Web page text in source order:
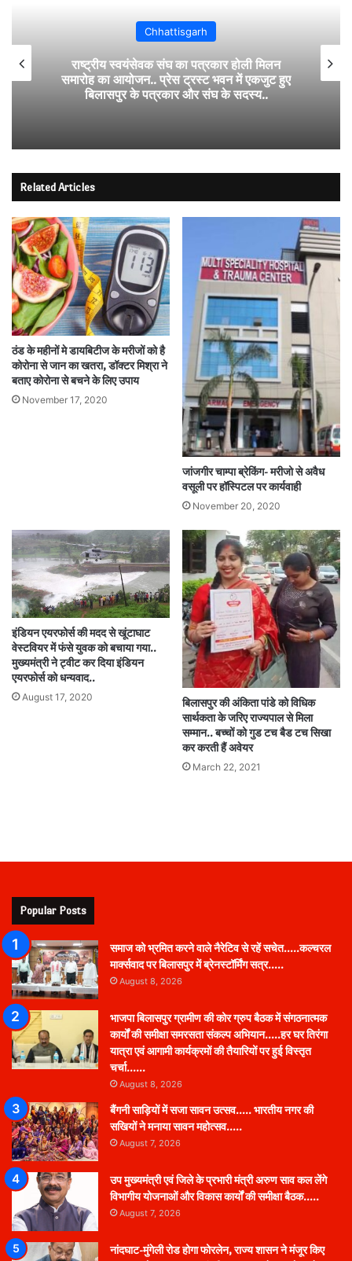
Chhattisgarh
राष्ट्रीय स्वयंसेवक संघ का पत्रकार होली मिलन
समारोह का आयोजन.. प्रेस ट्रस्ट भवन में एकजुट हुए
बिलासपुर के पत्रकार और संघ के सदस्य..
Related Articles
ठंड के महीनों मे डायबिटीज के मरीजों को है
कोरोना से जान का खतरा, डॉक्टर मिश्रा ने
बताए कोरोना से बचने के लिए उपाय
November 17, 2020
जांजगीर चाम्पा ब्रेकिंग- मरीजो से अवैध
वसूली पर हॉस्पिटल पर कार्यवाही
November 20, 2020
इंडियन एयरफोर्स की मदद से खूंटाघाट
वेस्टवियर में फंसे युवक को बचाया गया..
मुख्यमंत्री ने ट्वीट कर दिया इंडियन
एयरफोर्स को धन्यवाद..
August 17, 2020
बिलासपुर की अंकिता पांडे को विधिक
सार्थकता के जरिए राज्यपाल से मिला
सम्मान.. बच्चों को गुड टच बैड टच सिखा
कर करती हैं अवेयर
March 22, 2021
Popular Posts
समाज को भ्रमित करने वाले नैरेटिव से रहें सचेत…..कल्चरल
मार्क्सवाद पर बिलासपुर में ब्रेनस्टॉर्मिंग सत्र…..
August 8, 2026
भाजपा बिलासपुर ग्रामीण की कोर ग्रुप बैठक में संगठनात्मक
कार्यों की समीक्षा समरसता संकल्प अभियान…..हर घर तिरंगा
यात्रा एवं आगामी कार्यक्रमों की तैयारियों पर हुई विस्तृत
चर्चा……
August 8, 2026
बैंगनी साड़ियों में सजा सावन उत्सव….. भारतीय नगर की
सखियों ने मनाया सावन महोत्सव…..
August 7, 2026
उप मुख्यमंत्री एवं जिले के प्रभारी मंत्री अरुण साव कल लेंगे
विभागीय योजनाओं और विकास कार्यों की समीक्षा बैठक…..
August 7, 2026
नांदघाट-मुंगेली रोड होगा फोरलेन, राज्य शासन ने मंजूर किए